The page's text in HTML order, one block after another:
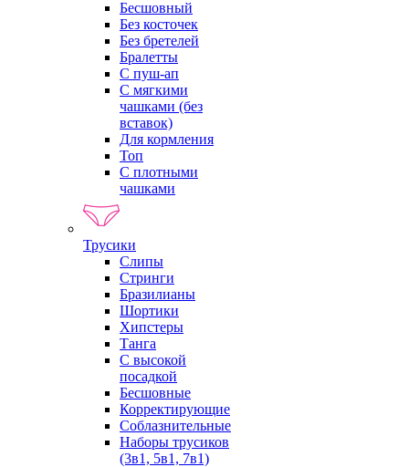
Бесшовный
Без косточек
Без бретелей
Бралетты
С пуш-ап
С мягкими
чашками (без
вставок)
Для кормления
Топ
С плотными
чашками
Трусики
Слипы
Стринги
Бразилианы
Шортики
Хипстеры
Танга
С высокой
посадкой
Бесшовные
Корректирующие
Соблазнительные
Наборы трусиков
(3в1, 5в1, 7в1)